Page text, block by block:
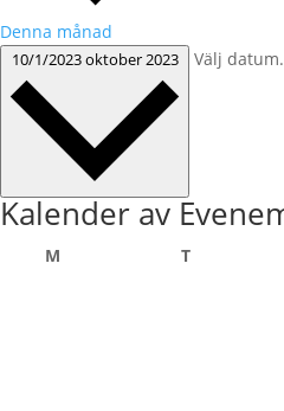
Denna månad
10/1/2023oktober 2023 Välj datum.
Kalender av
Mmåndag Ttisdag